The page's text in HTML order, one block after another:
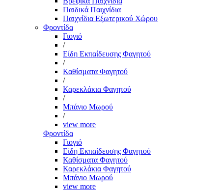
Παιδικά Παιχνίδια
Παιχνίδια Εξωτερικού Χώρου
Φροντίδα
Γιογιό
/
Είδη Εκπαίδευσης Φαγητού
/
Καθίσματα Φαγητού
/
Καρεκλάκια Φαγητού
/
Μπάνιο Μωρού
/
view more
Φροντίδα
Γιογιό
Είδη Εκπαίδευσης Φαγητού
Καθίσματα Φαγητού
Καρεκλάκια Φαγητού
Μπάνιο Μωρού
view more